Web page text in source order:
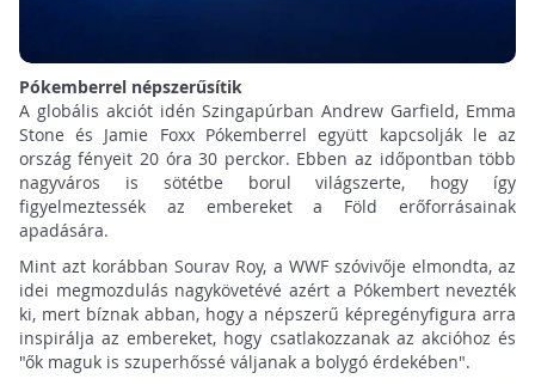
Pókemberrel népszerűsítik
A globális akciót idén Szingapúrban Andrew Garfield, Emma
Stone és Jamie Foxx Pókemberrel együtt kapcsolják le az
ország fényeit 20 óra 30 perckor. Ebben az időpontban több
nagyváros is sötétbe borul világszerte, hogy így
figyelmeztessék az embereket a Föld erőforrásainak
apadására.
Mint azt korábban Sourav Roy, a WWF szóvivője elmondta, az
idei megmozdulás nagykövetévé azért a Pókembert nevezték
ki, mert bíznak abban, hogy a népszerű képregényfigura arra
inspirálja az embereket, hogy csatlakozzanak az akcióhoz és
"ők maguk is szuperhőssé váljanak a bolygó érdekében".